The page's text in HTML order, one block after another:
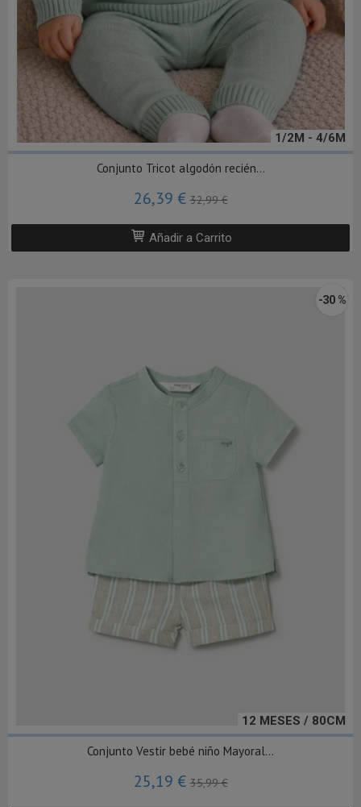
1/2M - 4/6M
Conjunto Tricot algodón recién...
26,39 €32,99 €
Añadir a Carrito
12 MESES / 80CM
-30 %
Conjunto Vestir bebé niño Mayoral...
25,19 €35,99 €